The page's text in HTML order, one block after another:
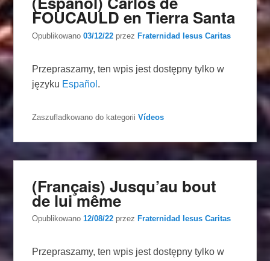
FOUCAULD en Tierra Santa
Opublikowano03/12/22 przezFraternidad Iesus Caritas
Przepraszamy, ten wpis jest dostępny tylko w
języku Español .
Zaszufladkowano do kategorii Vídeos
(Français) Jusqu’au bout
de lui même
Opublikowano12/08/22 przez Fraternidad Iesus Caritas
Przepraszamy, ten wpis jest dostępny tylko w